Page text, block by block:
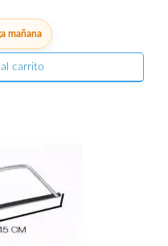
mañana
carrito